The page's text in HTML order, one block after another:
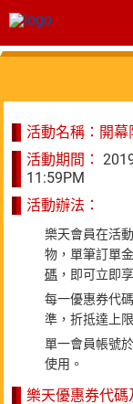
活動名稱：開幕
活動期間：
11:59PM
活動辦法：
樂天會員在活
物，單筆訂單
碼 ，即可立即
每一優惠券代
準，折抵達上
單一會員帳號
使用。
樂天優惠券代碼